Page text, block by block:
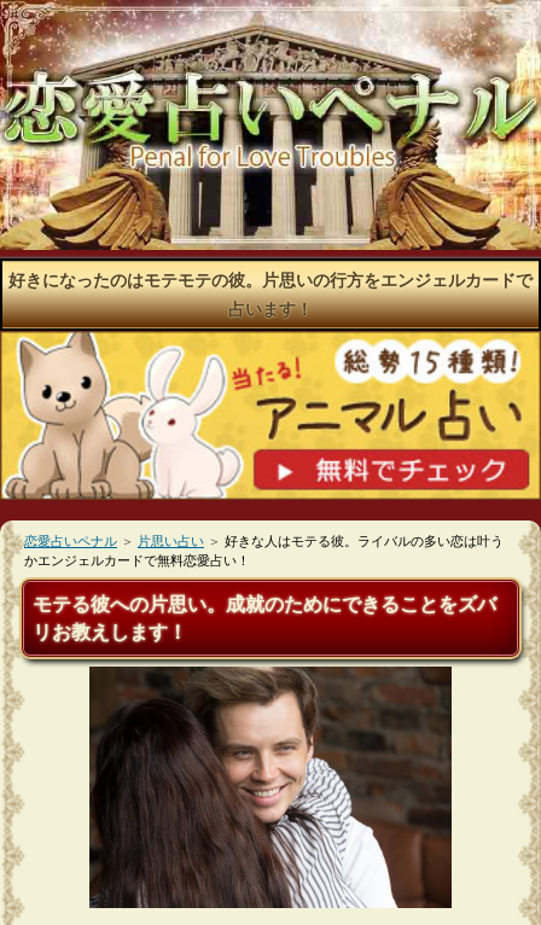
好きになったのはモテモテの彼。片思いの行方をエンジェルカードで
占います！
恋愛占いペナル ＞ 片思い占い ＞ 好きな人はモテる彼。ライバルの多い恋は叶う
かエンジェルカードで無料恋愛占い！
モテる彼への片思い。成就のためにできることをズバ
リお教えします！